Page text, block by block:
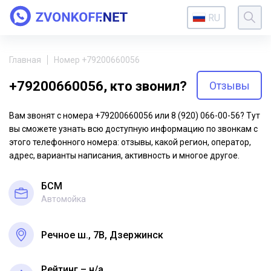
RU
Главная Номер +79200660056
+79200660056, кто звонил? Отзывы
Вам звонят с номера +79200660056 или 8 (920) 066-00-56? Тут
вы сможете узнать всю доступную информацию по звонкам с
этого телефонного номера: отзывы, какой регион, оператор,
адрес, варианты написания, активность и многое другое.
БСМ
Автомойка
Речное ш., 7В, Дзержинск